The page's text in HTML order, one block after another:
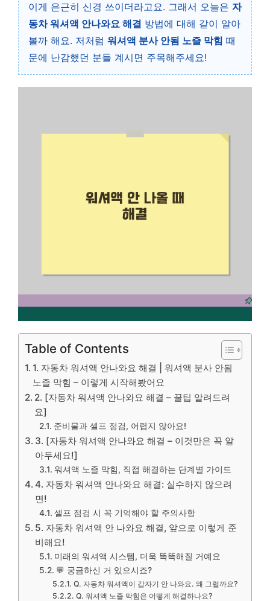
이게 은근히 신경 쓰이더라고요. 그래서 오늘은 자
동차 워셔액 안나와요 해결 방법에 대해 같이 알아
볼까 해요. 저처럼 워셔액 분사 안됨 노즐 막힘 때
문에 난감했던 분들 계시면 주목해주세요!
Table of Contents
1. 자동차 워셔액 안나와요 해결 | 워셔액 분사 안됨
노즐 막힘 – 이렇게 시작해봤어요
2. [자동차 워셔액 안나와요 해결 – 꿀팁 알려드려
요]
준비물과 셀프 점검, 어렵지 않아요!
3. [자동차 워셔액 안나와요 해결 – 이것만은 꼭 알
아두세요!]
워셔액 노즐 막힘, 직접 해결하는 단계별 가이드
4. 자동차 워셔액 안나와요 해결: 실수하지 않으려
면!
셀프 점검 시 꼭 기억해야 할 주의사항
5. 자동차 워셔액 안 나와요 해결, 앞으로 이렇게 준
비해요!
미래의 워셔액 시스템, 더욱 똑똑해질 거예요
💬 궁금하신 거 있으시죠?
Q. 자동차 워셔액이 갑자기 안 나와요. 왜 그럴까요?
Q. 워셔액 노즐 막힘은 어떻게 해결하나요?